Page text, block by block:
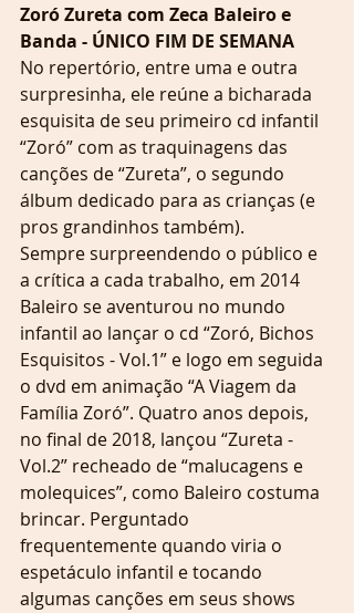
Zoró Zureta com Zeca Baleiro e
Banda - ÚNICO FIM DE SEMANA
No repertório, entre uma e outra
surpresinha, ele reúne a bicharada
esquisita de seu primeiro cd infantil
“Zoró” com as traquinagens das
canções de “Zureta”, o segundo
álbum dedicado para as crianças (e
pros grandinhos também).
Sempre surpreendendo o público e
a crítica a cada trabalho, em 2014
Baleiro se aventurou no mundo
infantil ao lançar o cd “Zoró, Bichos
Esquisitos - Vol.1” e logo em seguida
o dvd em animação “A Viagem da
Família Zoró”. Quatro anos depois,
no final de 2018, lançou “Zureta -
Vol.2” recheado de “malucagens e
molequices”, como Baleiro costuma
brincar. Perguntado
frequentemente quando viria o
espetáculo infantil e tocando
algumas canções em seus shows